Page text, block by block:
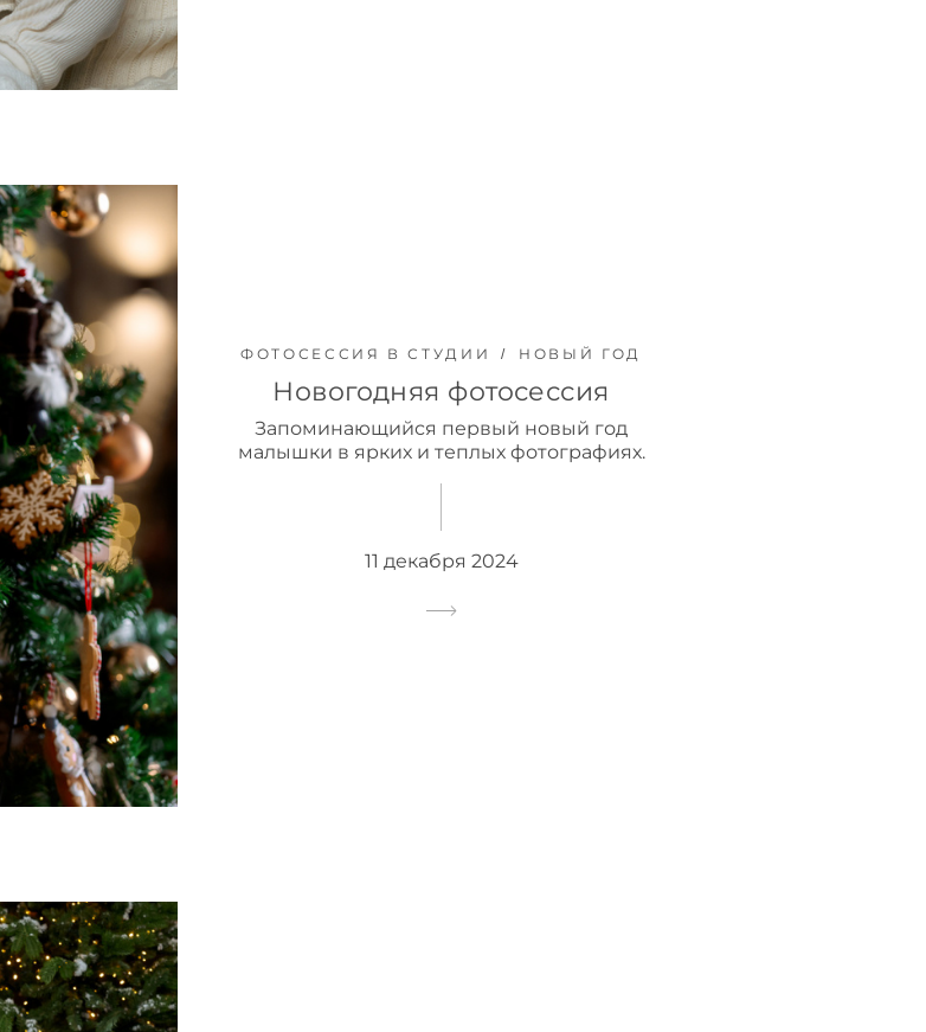
ФОТОСЕССИЯ В СТУДИИ НОВЫЙ ГОД
Новогодняя фотосессия
Запоминающийся первый новый год
малышки в ярких и теплых фотографиях.
11 декабря 2024